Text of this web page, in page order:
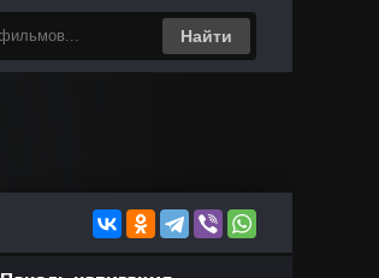
Найти